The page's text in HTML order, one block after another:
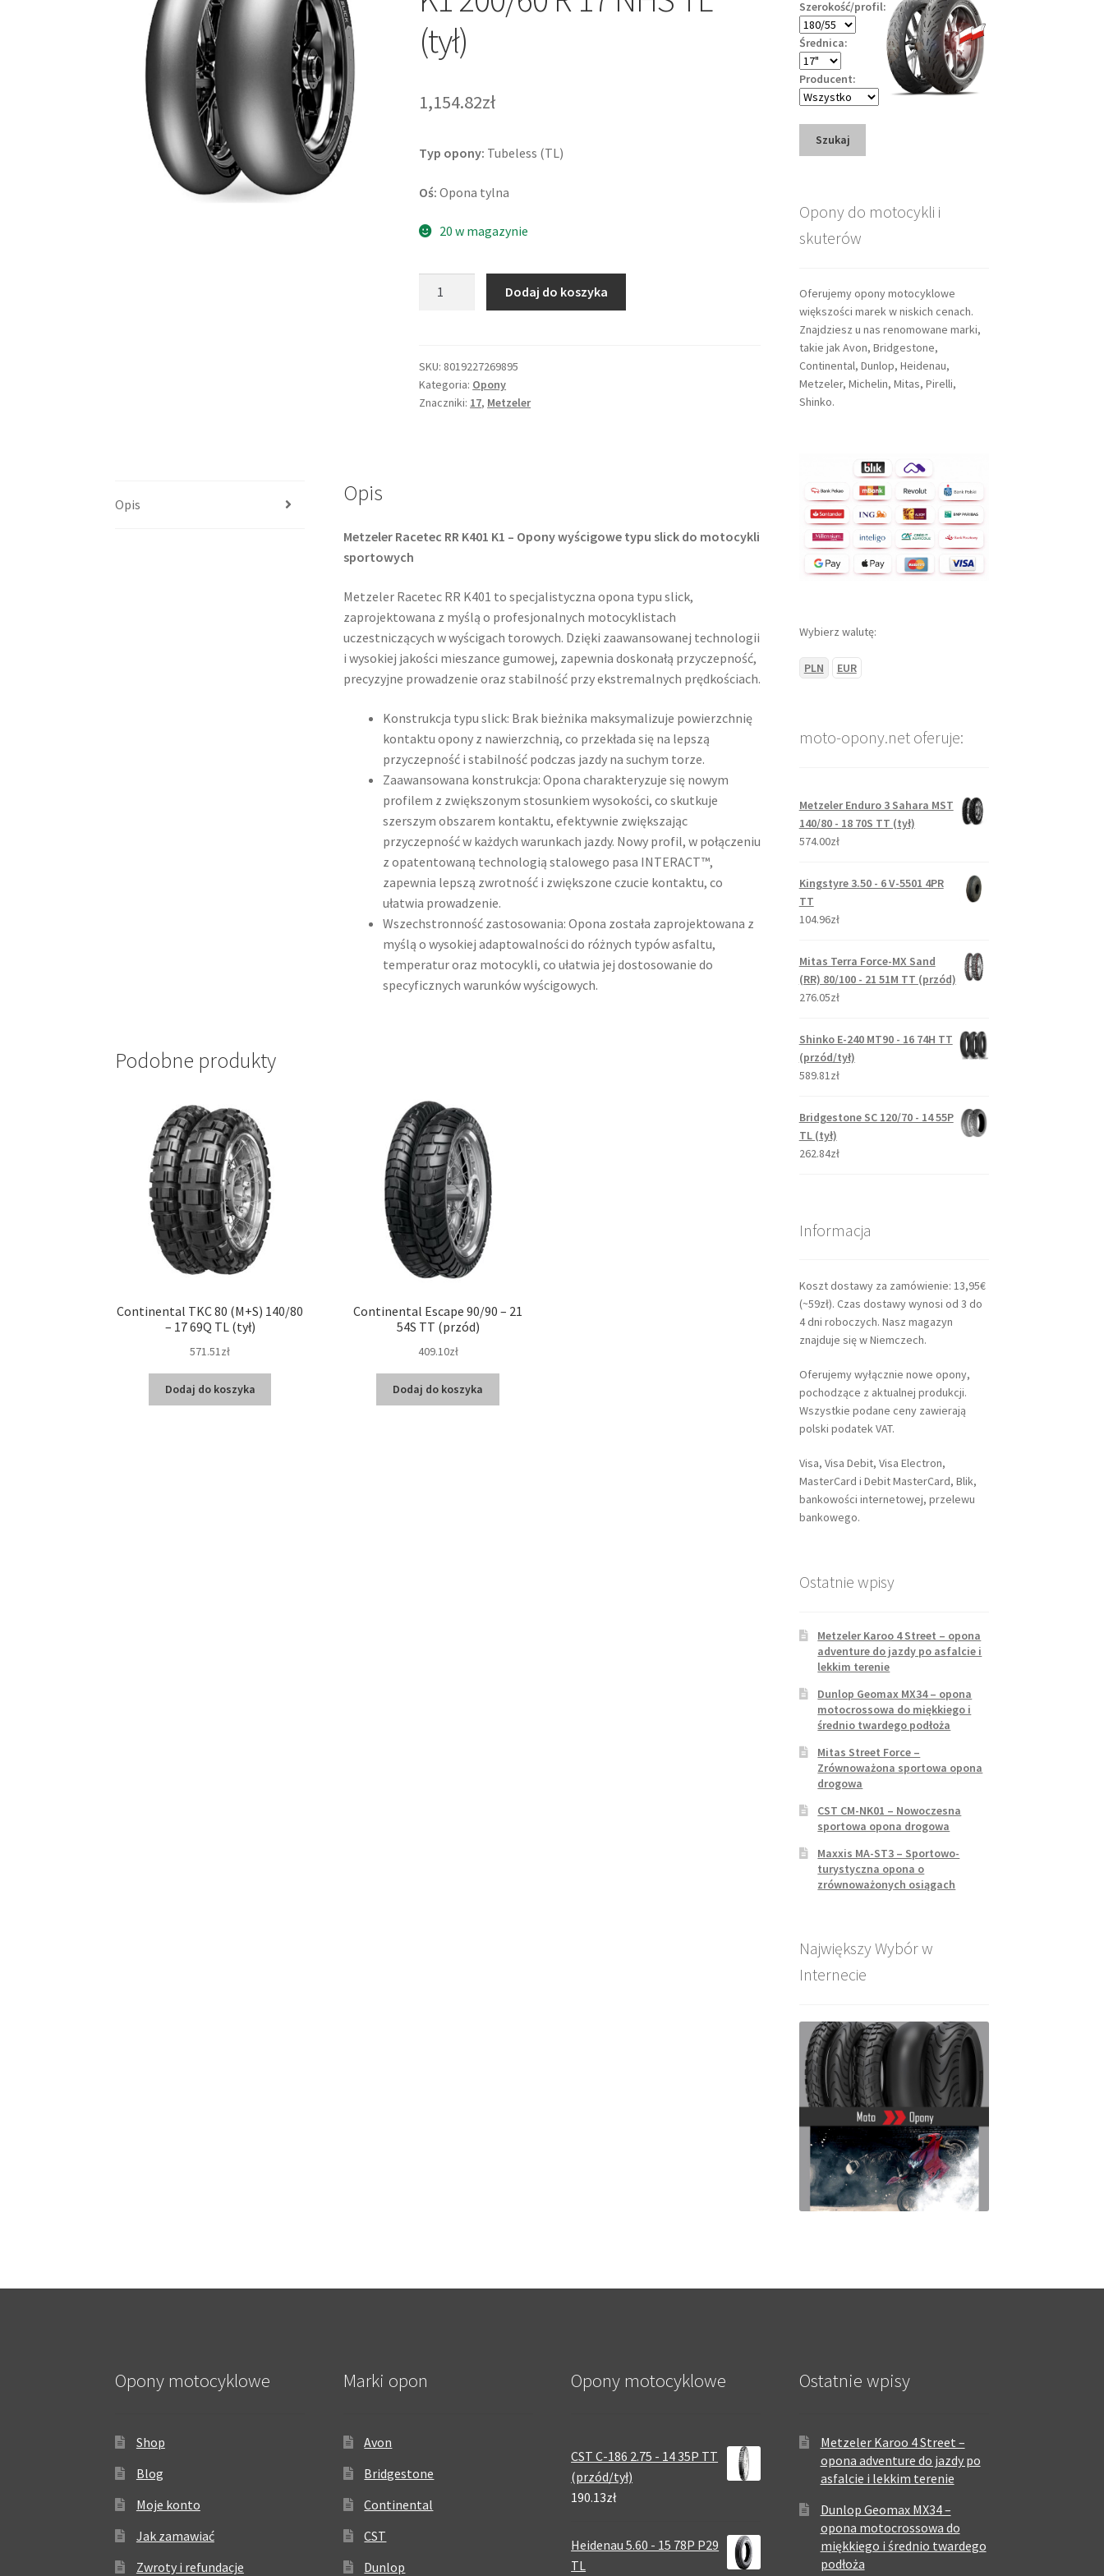
(tył)
1,154.82zł
Typ opony: Tubeless (TL)
Oś: Opona tylna
20 w magazynie
K401
K1
200/60
Dodaj do koszyka
SKU: 8019227269895
Kategoria: Opony
Znaczniki: 17, Metzeler
Opis Opis
Metzeler Racetec RR K401 K1 – Opony wyścigowe typu slick do motocykli
sportowych
Metzeler Racetec RR K401 to specjalistyczna opona typu slick,
zaprojektowana z myślą o profesjonalnych motocyklistach
uczestniczących w wyścigach torowych. Dzięki zaawansowanej technologii
i wysokiej jakości mieszance gumowej, zapewnia doskonałą przyczepność,
precyzyjne prowadzenie oraz stabilność przy ekstremalnych prędkościach.
Konstrukcja typu slick: Brak bieżnika maksymalizuje powierzchnię
kontaktu opony z nawierzchnią, co przekłada się na lepszą
przyczepność i stabilność podczas jazdy na suchym torze.​
Zaawansowana konstrukcja: Opona charakteryzuje się nowym
profilem z zwiększonym stosunkiem wysokości, co skutkuje
szerszym obszarem kontaktu, efektywnie zwiększając
przyczepność w każdych warunkach jazdy. Nowy profil, w połączeniu
z opatentowaną technologią stalowego pasa INTERACT™,
zapewnia lepszą zwrotność i zwiększone czucie kontaktu, co
ułatwia prowadzenie.
Wszechstronność zastosowania: Opona została zaprojektowana z
myślą o wysokiej adaptowalności do różnych typów asfaltu,
temperatur oraz motocykli, co ułatwia jej dostosowanie do
specyficznych warunków wyścigowych.
Podobne produkty
Continental TKC 80 (M+S) 140/80
– 17 69Q TL (tył)
571.51zł
Dodaj do koszyka
Continental Escape 90/90 – 21
54S TT (przód)
409.10zł
Dodaj do koszyka
Szerokość/profil:
Średnica:
Producent:
Szukaj
Opony do motocykli i
skuterów
Oferujemy opony motocyklowe
większości marek w niskich cenach.
Znajdziesz u nas renomowane marki,
takie jak Avon, Bridgestone,
Continental, Dunlop, Heidenau,
Metzeler, Michelin, Mitas, Pirelli,
Shinko.
Wybierz walutę:
PLN EUR
moto-opony.net oferuje:
Metzeler Enduro 3 Sahara MST
140/80 - 18 70S TT (tył)
574.00zł
Kingstyre 3.50 - 6 V-5501 4PR
TT
104.96zł
Mitas Terra Force-MX Sand
(RR) 80/100 - 21 51M TT (przód)
276.05zł
Shinko E-240 MT90 - 16 74H TT
(przód/tył)
589.81zł
Bridgestone SC 120/70 - 14 55P
TL (tył)
262.84zł
Informacja
Koszt dostawy za zamówienie: 13,95€
(~59zł). Czas dostawy wynosi od 3 do
4 dni roboczych. Nasz magazyn
znajduje się w Niemczech.
Oferujemy wyłącznie nowe opony,
pochodzące z aktualnej produkcji.
Wszystkie podane ceny zawierają
polski podatek VAT.
Visa, Visa Debit, Visa Electron,
MasterCard i Debit MasterCard, Blik,
bankowości internetowej, przelewu
bankowego.
Ostatnie wpisy
Metzeler Karoo 4 Street – opona
adventure do jazdy po asfalcie i
lekkim terenie
Dunlop Geomax MX34 – opona
motocrossowa do miękkiego i
średnio twardego podłoża
Mitas Street Force –
Zrównoważona sportowa opona
drogowa
CST CM-NK01 – Nowoczesna
sportowa opona drogowa
Maxxis MA-ST3 – Sportowo-
turystyczna opona o
zrównoważonych osiągach
Największy Wybór w
Internecie
Opony motocyklowe
Shop
Blog
Moje konto
Jak zamawiać
Zwroty i refundacje
Marki opon
Avon
Bridgestone
Continental
CST
Dunlop
Opony motocyklowe
CST C-186 2.75 - 14 35P TT
(przód/tył)
190.13zł
Heidenau 5.60 - 15 78P P29
TL
Ostatnie wpisy
Metzeler Karoo 4 Street –
opona adventure do jazdy po
asfalcie i lekkim terenie
Dunlop Geomax MX34 –
opona motocrossowa do
miękkiego i średnio twardego
podłoża